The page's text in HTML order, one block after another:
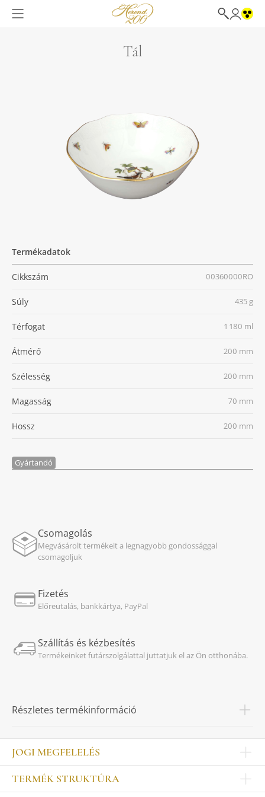
Tál
Termékadatok
Cikkszám 00360000RO
Súly 435 g
Térfogat 1 180 ml
Átmérő 200 mm
Szélesség 200 mm
Magasság 70 mm
Hossz 200 mm
Gyártandó
Csomagolás
Megvásárolt termékeit a legnagyobb gondossággal
csomagoljuk
Fizetés
Előreutalás, bankkártya, PayPal
Szállítás és kézbesítés
Termékeinket futárszolgálattal juttatjuk el az Ön otthonába.
Részletes termékinformáció
JOGI MEGFELELÉS
Impresszum
Kapcsolat
TERMÉK STRUKTÚRA